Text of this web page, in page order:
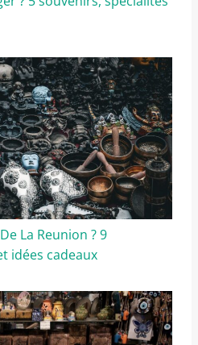
La Reunion ? 9
idées cadeaux